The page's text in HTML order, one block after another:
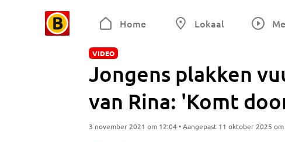
Home Lokaal
VIDEO
Jongens plakken
van Rina: 'Komt
3 november 2021 om 12:04 • Aangepast 11 oktober 2025